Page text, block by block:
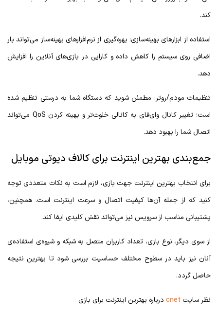
کند.
استفاده از ابزارهای بهینه‌سازی: بهره‌گیری از نرم‌افزارهای بهینه‌ساز می‌تواند بار
اضافی روی سیستم را کاهش داده و کارایی در بازی‌های آنلاین را افزایش
دهد.
تنظیمات مودم/روتر: مطمئن شوید که دستگاه شما به درستی تنظیم شده
است؛ تغییر کانال وای‌فای به کانالی خلوت‌تر و بهینه کردن QoS می‌تواند
اتصال شما را بهبود دهد.
جمع‌بندی بهترین اینترنت برای کالاف دیوتی موبایل
برای انتخاب بهترین اینترنت جهت بازی، لازم است به نکات متعددی توجه
کنید که از جمله آن‌ها کیفیت اتصال و سرعت اینترنت است. همچنین،
پشتیبانی مناسب از سرویس نیز می‌تواند نقش کلیدی ایفا کند.
از سوی دیگر، نوع بازی، تعداد کاربران متصل به شبکه و شیوه‌ی استفاده‌ی
آنان نیز باید در سطوح مختلف حساسیت بررسی شود تا بهترین نتیجه
حاصل گردد.
نظر سایت cnet درباره بهترین اینترنت برای بازی